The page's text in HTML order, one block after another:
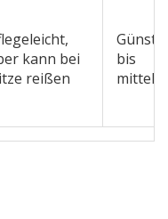
kann bei
reißen
Günstig
bis
mittel